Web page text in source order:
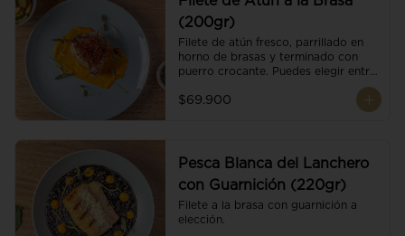
(200gr)
Filete de atún fresco, parrillado en
horno de brasas y terminado con
puerro crocante. Puedes elegir entre
$69.900
Pesca Blanca del Lanchero
con Guarnición (220gr)
Filete a la brasa con guarnición a
elección.